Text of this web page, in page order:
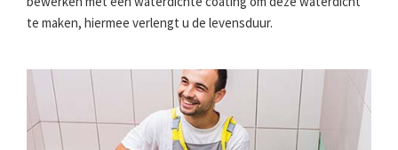
te maken, hiermee verlengt u de levensduur.